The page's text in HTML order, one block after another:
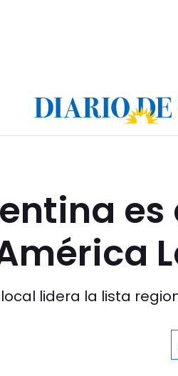
es
lidera la lista